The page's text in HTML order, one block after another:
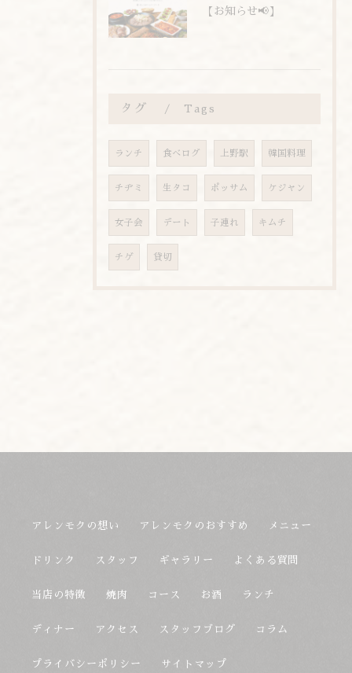
【お知らせ📢】
タグ Tags
ランチ 食べログ 上野駅 韓国料理
チヂミ 生タコ ポッサム ケジャン
女子会 デート 子連れ キムチ
チゲ 貸切
アレンモクの想い アレンモクのおすすめ メニュー
ドリンク スタッフ ギャラリー よくある質問
当店の特徴 焼肉 コース お酒 ランチ
ディナー アクセス スタッフブログ コラム
プライバシーポリシー サイトマップ